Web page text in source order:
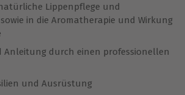
Lippenpflege und
in die Aromatherapie und Wirkung
Anleitung durch einen professionellen
und Ausrüstung